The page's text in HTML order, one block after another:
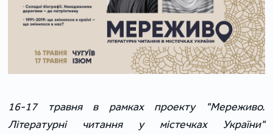
16-17 травня в рамках проекту "Мереживо.
Літературні читання у містечках України"